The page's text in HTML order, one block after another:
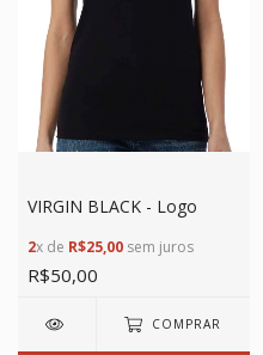
VIRGIN BLACK - Logo
2x de R$25,00 sem juros
R$50,00
COMPRAR